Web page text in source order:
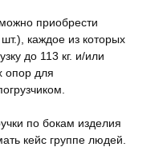
приобрести
каждое из которых
до 113 кг. и/или
опор для
по бокам изделия
кейс группе людей.